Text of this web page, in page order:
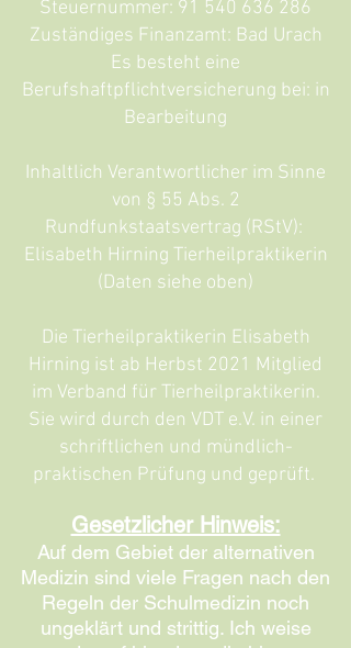
Steuernummer: 91 540 636 286
Zuständiges Finanzamt: Bad Urach
Es besteht eine
Berufshaftpflichtversicherung bei: in
Bearbeitung­­­­­­­
Inhaltlich Verantwortlicher im Sinne
von § 55 Abs. 2
Rundfunkstaatsvertrag (RStV):
Elisabeth Hirning Tierheilpraktikerin
(Daten siehe oben)
Die Tierheilpraktikerin Elisabeth
Hirning ist ab Herbst 2021 Mitglied
im Verband für Tierheilpraktikerin.
Sie wird durch den VDT e.V. in einer
schriftlichen und mündlich-
praktischen Prüfung und geprüft.
Gesetzlicher Hinweis:
Auf dem Gebiet der alternativen
Medizin sind viele Fragen nach den
Regeln der Schulmedizin noch
ungeklärt und strittig. Ich weise